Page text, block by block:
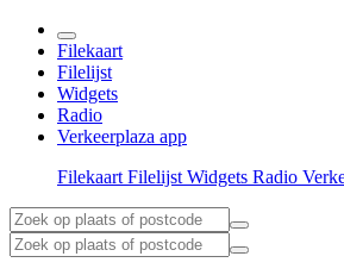
Filekaart
Filelijst
Widgets
Radio
Verkeerplaza app
Filekaart Filelijst Widgets Radio